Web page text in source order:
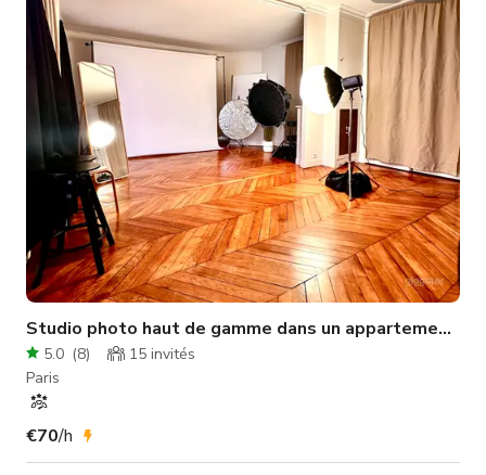
ciblées. Équipement inclus : installation d'éclairage
professionnelle et fonds personnalisables pour des options d
Studio photo haut de gamme dans un appartement haussmannien
5.0 (8) 15 invités
Paris
€70/h